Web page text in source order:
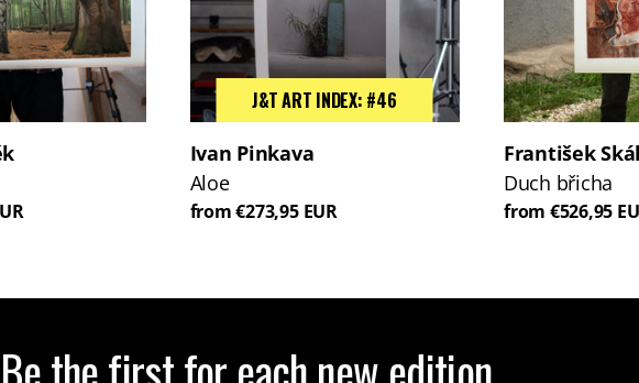
J&T ART INDEX: #46
Ivan Pinkava
Aloe
from €273,95 EUR
František
Duch břicha
from €526,95